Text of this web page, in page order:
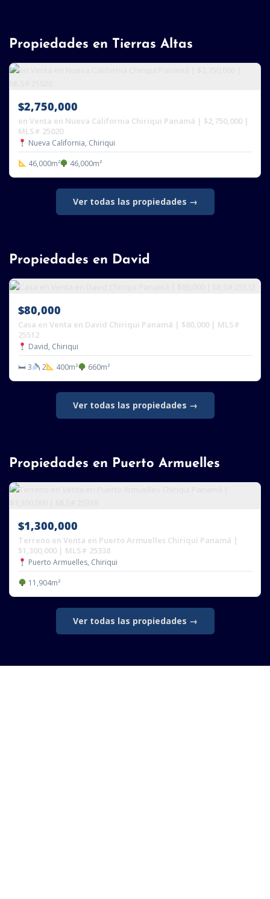
Propiedades en Tierras Altas
$2,750,000
en Venta en Nueva California Chiriqui Panamá | $2,750,000 |
MLS# 25020
Nueva California, Chiriqui
46,000m²
46,000m²
Ver todas las propiedades →
Propiedades en David
$80,000
Casa en Venta en David Chiriqui Panamá | $80,000 | MLS#
25512
David, Chiriqui
🛏 3
2 400m² 660m²
Ver todas las propiedades →
Propiedades en Puerto Armuelles
$1,300,000
Terreno en Venta en Puerto Armuelles Chiriqui Panamá |
$1,300,000 | MLS# 25338
Puerto Armuelles, Chiriqui
11,904m²
Ver todas las propiedades →